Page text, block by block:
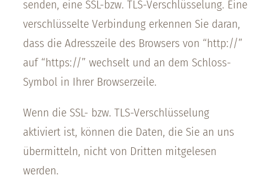
senden, eine SSL-bzw. TLS-Verschlüsselung. Eine
verschlüsselte Verbindung erkennen Sie daran,
dass die Adresszeile des Browsers von “http://”
auf “https://” wechselt und an dem Schloss-
Symbol in Ihrer Browserzeile.
Wenn die SSL- bzw. TLS-Verschlüsselung
aktiviert ist, können die Daten, die Sie an uns
übermitteln, nicht von Dritten mitgelesen
werden.